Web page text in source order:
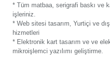
* Tüm matbaa, serigrafi baskı ve
işleriniz.
* Web sitesi tasarım, Yurtiçi ve
hizmetleri
* Elektronik kart tasarım ve ve
mikroişlemci yazılımı geliştirme.